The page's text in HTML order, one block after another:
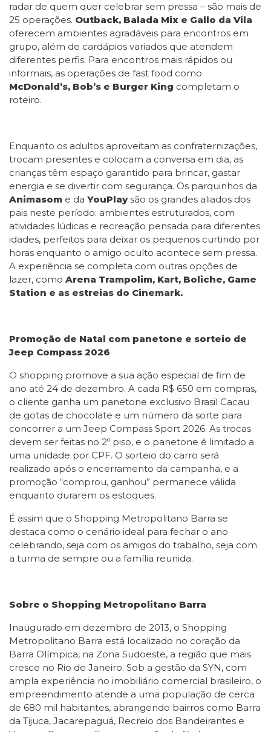
radar de quem quer celebrar sem pressa – são mais de
25 operações. Outback, Balada Mix e Gallo da Vila
oferecem ambientes agradáveis para encontros em
grupo, além de cardápios variados que atendem
diferentes perfis. Para encontros mais rápidos ou
informais, as operações de fast food como
McDonald’s, Bob’s e Burger King completam o
roteiro.
Enquanto os adultos aproveitam as confraternizações,
trocam presentes e colocam a conversa em dia, as
crianças têm espaço garantido para brincar, gastar
energia e se divertir com segurança. Os parquinhos da
Animasom e da YouPlaysão os grandes aliados dos
pais neste período: ambientes estruturados, com
atividades lúdicas e recreação pensada para diferentes
idades, perfeitos para deixar os pequenos curtindo por
horas enquanto o amigo oculto acontece sem pressa.
A experiência se completa com outras opções de
lazer, como Arena Trampolim, Kart, Boliche, Game
Station e as estreias do Cinemark.
Promoção de Natal com panetone e sorteio de
Jeep Compass 2026
O shopping promove a sua ação especial de fim de
ano até 24 de dezembro. A cada R$ 650 em compras,
o cliente ganha um panetone exclusivo Brasil Cacau
de gotas de chocolate e um número da sorte para
concorrer a um Jeep Compass Sport 2026. As trocas
devem ser feitas no 2º piso, e o panetone é limitado a
uma unidade por CPF. O sorteio do carro será
realizado após o encerramento da campanha, e a
promoção “comprou, ganhou” permanece válida
enquanto durarem os estoques.
É assim que o Shopping Metropolitano Barra se
destaca como o cenário ideal para fechar o ano
celebrando, seja com os amigos do trabalho, seja com
a turma de sempre ou a família reunida.
Sobre o Shopping Metropolitano Barra
Inaugurado em dezembro de 2013, o Shopping
Metropolitano Barra está localizado no coração da
Barra Olímpica, na Zona Sudoeste, a região que mais
cresce no Rio de Janeiro. Sob a gestão da SYN, com
ampla experiência no imobiliário comercial brasileiro, o
empreendimento atende a uma população de cerca
de 680 mil habitantes, abrangendo bairros como Barra
da Tijuca, Jacarepaguá, Recreio dos Bandeirantes e